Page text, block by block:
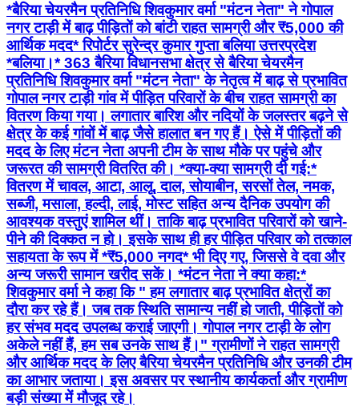
*बैरिया चेयरमैन प्रतिनिधि शिवकुमार वर्मा "मंटन नेता" ने गोपाल
नगर टाड़ी में बाढ़ पीड़ितों को बांटी राहत सामग्री और ₹5,000 की
आर्थिक मदद* रिपोर्टर सुरेन्द्र कुमार गुप्ता बलिया उत्तरप्रदेश
*बलिया।* 363 बैरिया विधानसभा क्षेत्र से बैरिया चेयरमैन
प्रतिनिधि शिवकुमार वर्मा "मंटन नेता" के नेतृत्व में बाढ़ से प्रभावित
गोपाल नगर टाड़ी गांव में पीड़ित परिवारों के बीच राहत सामग्री का
वितरण किया गया। लगातार बारिश और नदियों के जलस्तर बढ़ने से
क्षेत्र के कई गांवों में बाढ़ जैसे हालात बन गए हैं। ऐसे में पीड़ितों की
मदद के लिए मंटन नेता अपनी टीम के साथ मौके पर पहुंचे और
जरूरत की सामग्री वितरित की। *क्या-क्या सामग्री दी गई:*
वितरण में चावल, आटा, आलू, दाल, सोयाबीन, सरसों तेल, नमक,
सब्जी, मसाला, हल्दी, लाई, मोस्ट सहित अन्य दैनिक उपयोग की
आवश्यक वस्तुएं शामिल थीं। ताकि बाढ़ प्रभावित परिवारों को खाने-
पीने की दिक्कत न हो। इसके साथ ही हर पीड़ित परिवार को तत्काल
सहायता के रूप में *₹5,000 नगद* भी दिए गए, जिससे वे दवा और
अन्य जरूरी सामान खरीद सकें। *मंटन नेता ने क्या कहा:*
शिवकुमार वर्मा ने कहा कि " हम लगातार बाढ़ प्रभावित क्षेत्रों का
दौरा कर रहे हैं। जब तक स्थिति सामान्य नहीं हो जाती, पीड़ितों को
हर संभव मदद उपलब्ध कराई जाएगी। गोपाल नगर टाड़ी के लोग
अकेले नहीं हैं, हम सब उनके साथ हैं।" ग्रामीणों ने राहत सामग्री
और आर्थिक मदद के लिए बैरिया चेयरमैन प्रतिनिधि और उनकी टीम
का आभार जताया। इस अवसर पर स्थानीय कार्यकर्ता और ग्रामीण
बड़ी संख्या में मौजूद रहे।